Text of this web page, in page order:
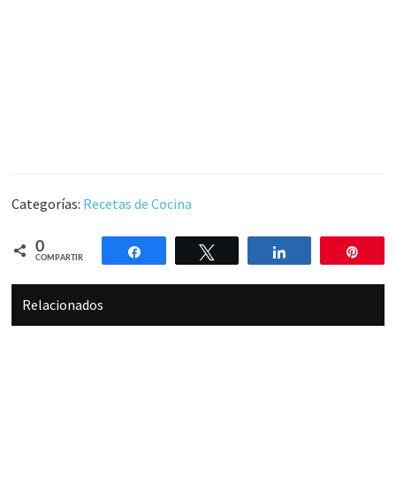
Categorías: Recetas de Cocina
0
COMPARTIR
Compartir Compartir
Relacionados